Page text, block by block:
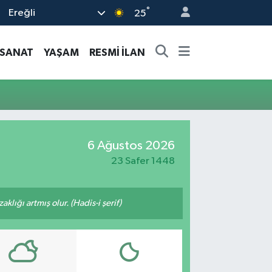
Ereğli 25°
YAŞAM RESMİ İLAN
6 Ağustos 2026
23 Safer 1448
artmış olur. (Hadis-i şerif)